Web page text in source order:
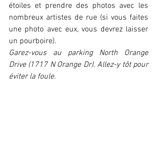
étoiles et prendre des photos avec les
nombreux artistes de rue (si vous faites
une photo avec eux, vous devrez laisser
un pourboire).
Garez-vous au parking North Orange
Drive (1717 N Orange Dr). Allez-y tôt pour
éviter la foule.